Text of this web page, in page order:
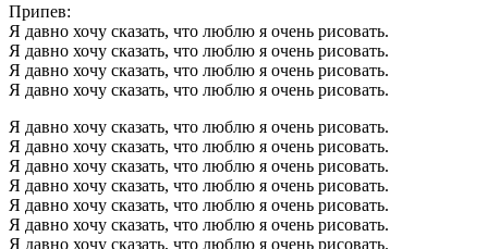
Припев:
Я давно хочу сказать, что люблю я очень рисовать.
Я давно хочу сказать, что люблю я очень рисовать.
Я давно хочу сказать, что люблю я очень рисовать.
Я давно хочу сказать, что люблю я очень рисовать.
Я давно хочу сказать, что люблю я очень рисовать.
Я давно хочу сказать, что люблю я очень рисовать.
Я давно хочу сказать, что люблю я очень рисовать.
Я давно хочу сказать, что люблю я очень рисовать.
Я давно хочу сказать, что люблю я очень рисовать.
Я давно хочу сказать, что люблю я очень рисовать.
Я давно хочу сказать, что люблю я очень рисовать.